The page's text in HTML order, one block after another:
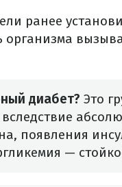
ранее
организма
диабет? Это
появления
—